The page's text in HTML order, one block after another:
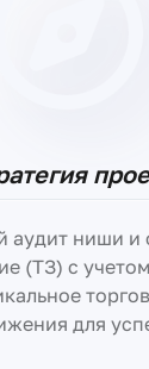
аудит ниши
(ТЗ) с
для